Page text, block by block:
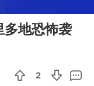
多地恐怖袭
2